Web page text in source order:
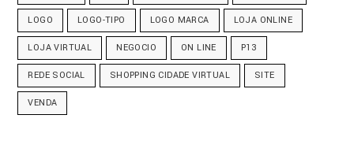
LOGO LOGO-TIPO LOGO MARCA LOJA ONLINE
LOJA VIRTUAL NEGOCIO ON LINE P13
REDE SOCIAL SHOPPING CIDADE VIRTUAL SITE
VENDA